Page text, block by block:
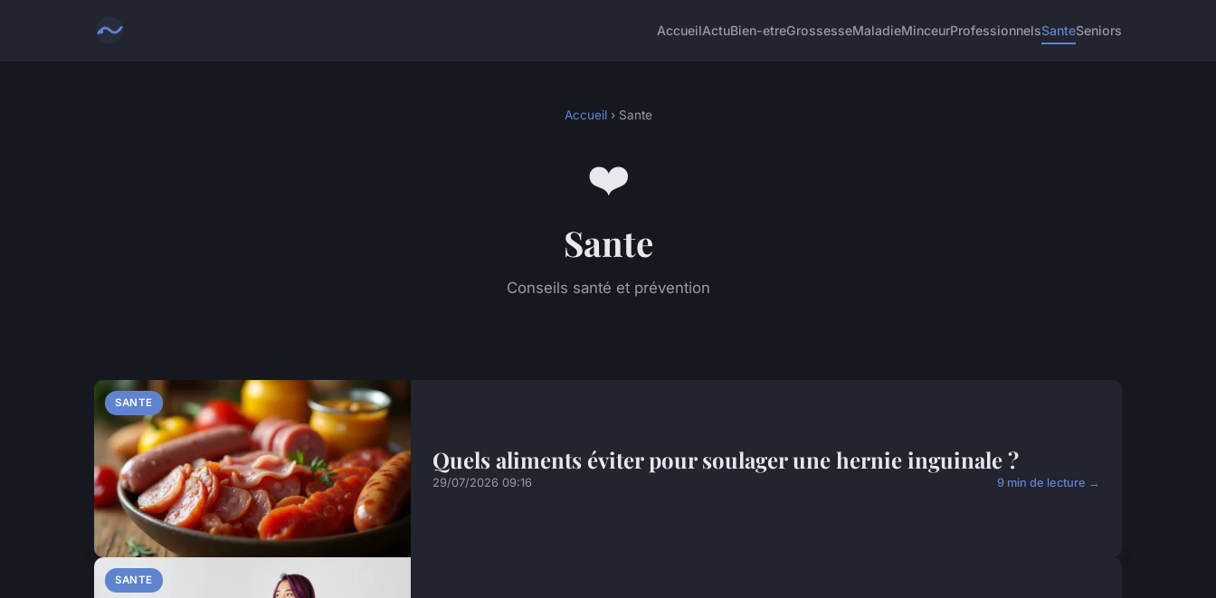
AccueilActuBien-etreGrossesseMaladieMinceurProfessionnelsSanteSeniors
Accueil› Sante
❤️
Sante
Conseils santé et prévention
SANTE
Quels aliments éviter pour soulager une hernie inguinale ?
29/07/2026 09:16 9 min de lecture →
SANTE